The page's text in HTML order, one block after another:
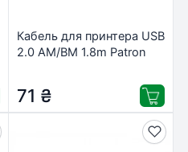
Кабель для принтера USB
2.0 AM/BM 1.8m Patron
71 ₴